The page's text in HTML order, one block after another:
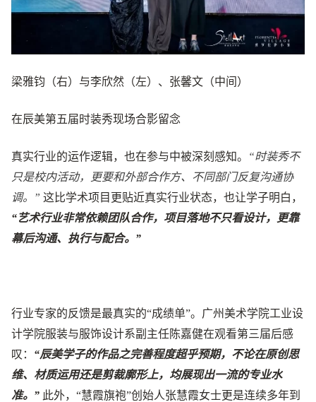
梁雅钧（右）与李欣然（左）、张馨文（中间）
在辰美第五届时装秀现场合影留念
真实行业的运作逻辑，也在参与中被深刻感知。
“时装秀不
只是校内活动，更要和外部合作方、不同部门反复沟通协
调。” 这比学术项目更贴近真实行业状态，也让学子明白，
“艺术行业非常依赖团队合作，项目落地不只看设计，更靠
幕后沟通、执行与配合。”
行业专家的反馈是最真实的“成绩单”。广州美术学院工业设
计学院服装与服饰设计系副主任陈嘉健在观看第三届后感
叹： “辰美学子的作品之完善程度超乎预期，不论在原创思
维、材质运用还是剪裁廓形上，均展现出一流的专业水
准。” 此外，“慧霞旗袍”创始人张慧霞女士更是连续多年到